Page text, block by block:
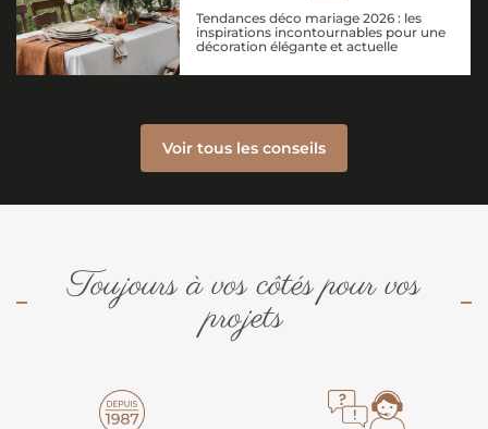
Tendances déco mariage 2026 : les
inspirations incontournables pour une
décoration élégante et actuelle
Voir tous les conseils
Toujours à vos côtés pour vos
projets